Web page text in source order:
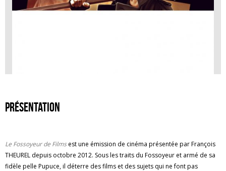
Présentation
Le Fossoyeur de Filmsest une émission de cinéma présentée par François
THEUREL depuis octobre 2012. Sous les traits du Fossoyeur et armé de sa
fidèle pelle Pupuce, il déterre des films et des sujets qui ne font pas